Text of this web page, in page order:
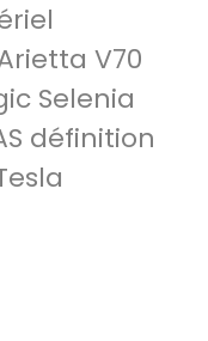
V70
Selenia
définition